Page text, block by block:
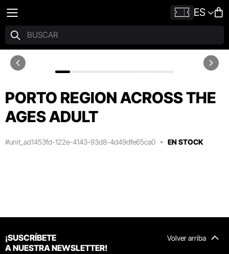
ES
PORTO REGION ACROSS THE
AGES ADULT
#unit_ad1453fd-122e-4143-93d8-4d49dfe65ca0 EN STOCK
Volver arriba
¡SUSCRÍBETE
A NUESTRA NEWSLETTER!